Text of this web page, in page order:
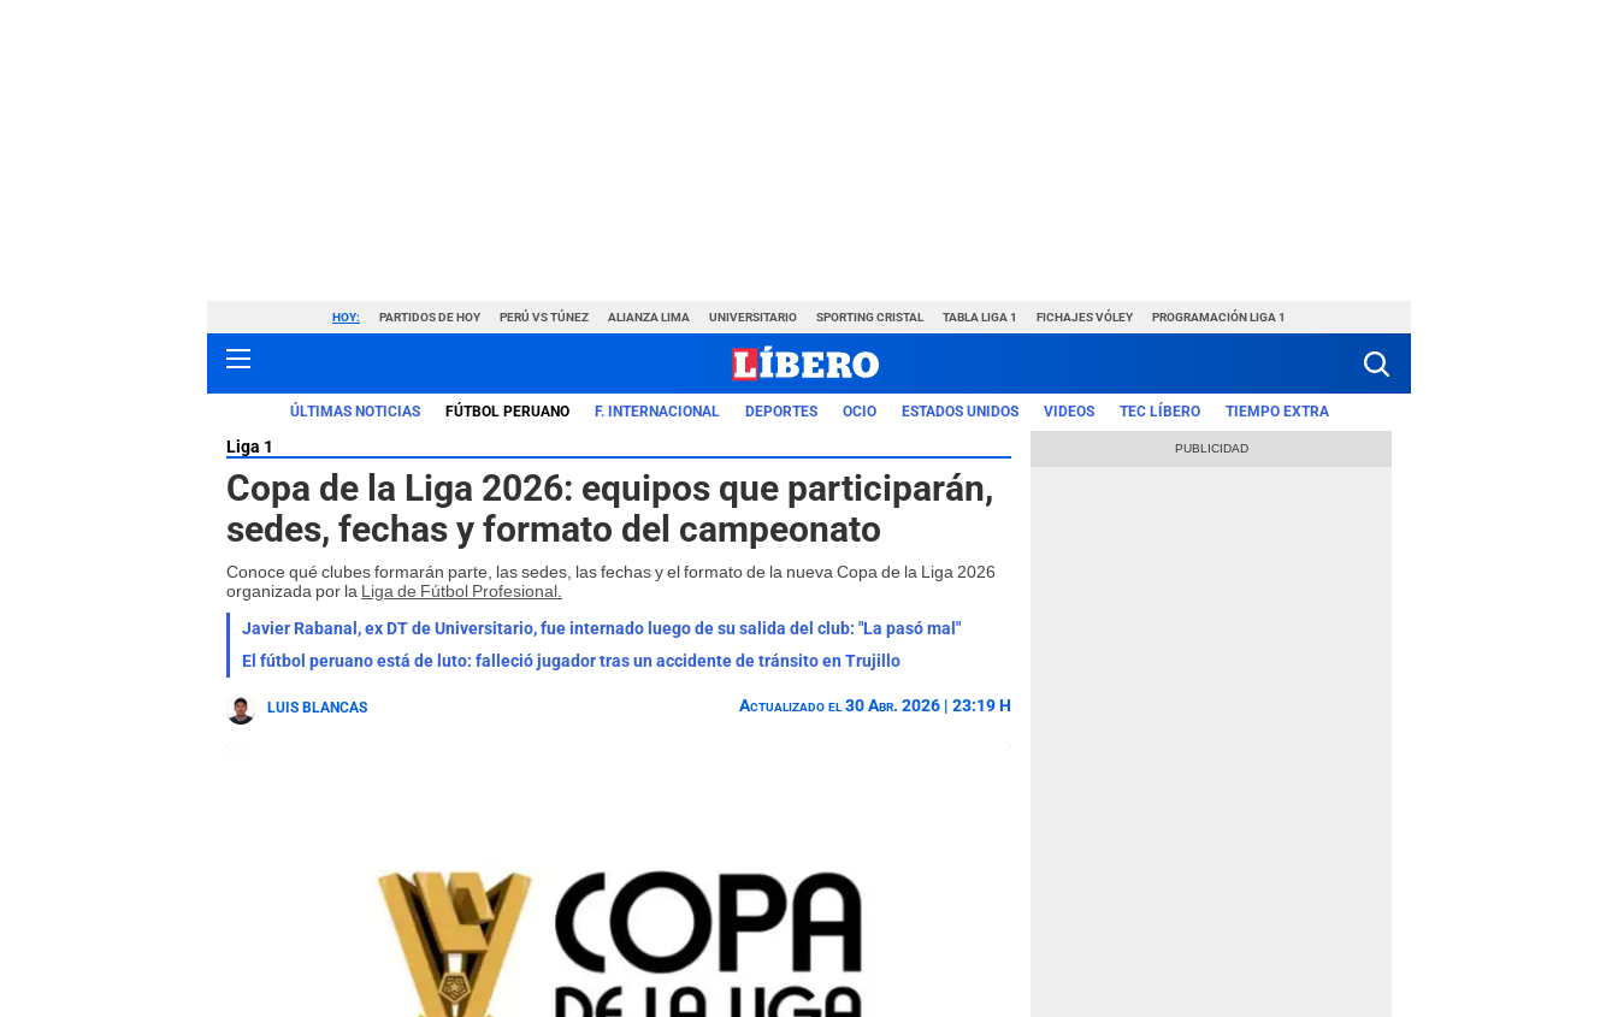
HOY: PARTIDOS DE HOY PERÚ VS TÚNEZ ALIANZA LIMA UNIVERSITARIO SPORTING CRISTAL TABLA LIGA 1 FICHAJES VÓLEY PROGRAMACIÓN LIGA 1
ÚLTIMAS NOTICIAS FÚTBOL PERUANO F. INTERNACIONAL DEPORTES OCIO ESTADOS UNIDOS VIDEOS TEC LÍBERO TIEMPO EXTRA
Liga 1
Copa de la Liga 2026: equipos que participarán,
sedes, fechas y formato del campeonato
Conoce qué clubes formarán parte, las sedes, las fechas y el formato de la nueva Copa de la Liga 2026
organizada por la Liga de Fútbol Profesional.
Javier Rabanal, ex DT de Universitario, fue internado luego de su salida del club: "La pasó mal"
El fútbol peruano está de luto: falleció jugador tras un accidente de tránsito en Trujillo
LUIS BLANCAS Actualizado el 30 Abr. 2026 | 23:19 H